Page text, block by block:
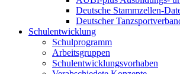
Deutsche Stammzellen-
Deutscher
Schulentwicklung
Schulprogramm
Arbeitsgruppen
Schulentwicklungsvorhaben